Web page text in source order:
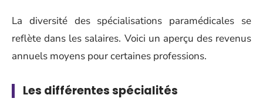
La diversité des spécialisations paramédicales se
reflète dans les salaires. Voici un aperçu des revenus
annuels moyens pour certaines professions.
Les différentes spécialités